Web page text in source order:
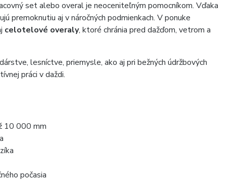
set alebo overal je neoceniteľným pomocníkom. Vďaka
premoknutiu aj v náročných podmienkach. V ponuke
celotelové overaly, ktoré chránia pred dažďom, vetrom a
lesníctve, priemysle, ako aj pri bežných údržbových
práci v daždi.
10 000 mm
počasia